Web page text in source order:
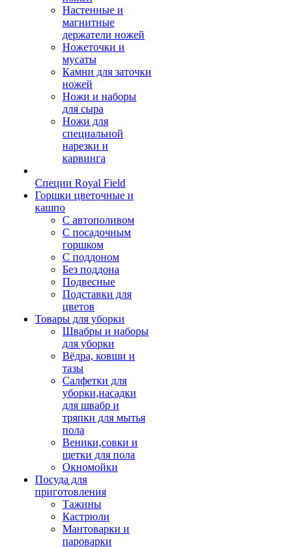
Настенные и
магнитные
держатели ножей
Ножеточки и
мусаты
Камни для заточки
ножей
Ножи и наборы
для сыра
Ножи для
специальной
нарезки и
карвинга
Специи Royal Field
Горшки цветочные и
кашпо
С автополивом
С посадочным
горшком
С поддоном
Без поддона
Подвесные
Подставки для
цветов
Товары для уборки
Швабры и наборы
для уборки
Вёдра, ковши и
тазы
Салфетки для
уборки,насадки
для швабр и
тряпки для мытья
пола
Веники,совки и
щетки для пола
Окномойки
Посуда для
приготовления
Тажины
Кастрюли
Мантоварки и
пароварки